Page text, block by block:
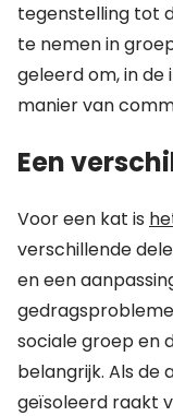
tegenstelling tot
te nemen in
geleerd om, in
manier van
Een
Voor een kat is
verschillende
en een
sociale groep en
belangrijk. Als de
geïsoleerd raakt